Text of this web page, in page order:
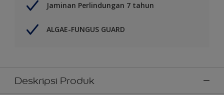
Jaminan Perlindungan 7 tahun
ALGAE-FUNGUS GUARD
Deskripsi Produk